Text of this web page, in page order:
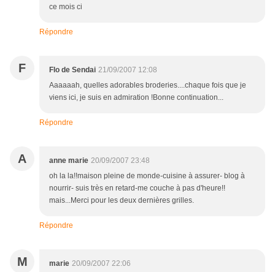
ce mois ci
Répondre
F Flo de Sendai 21/09/2007 12:08
Aaaaaah, quelles adorables broderies....chaque fois que je
viens ici, je suis en admiration !Bonne continuation...
Répondre
A anne marie 20/09/2007 23:48
oh la la!!maison pleine de monde-cuisine à assurer- blog à
nourrir- suis très en retard-me couche à pas d'heure!!
mais...Merci pour les deux dernières grilles.
Répondre
M marie 20/09/2007 22:06